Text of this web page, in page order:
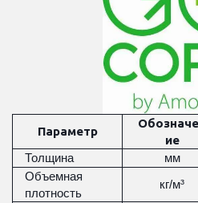
Параметр
ие
Толщина
мм
Объемная
плотность
кг/м³